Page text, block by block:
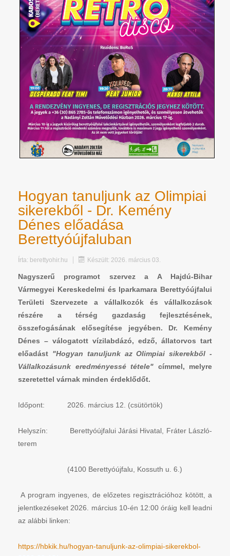
Hogyan tanuljunk az Olimpiai
sikerekből - Dr. Kemény
Dénes előadása
Berettyóújfaluban
Írta: berettyohir.hu Készült: 2026. március 03.
Nagyszerű programot szervez a A Hajdú-Bihar
Vármegyei Kereskedelmi és Iparkamara Berettyóújfalui
Területi Szervezete a vállalkozók és vállalkozások
részére a térség gazdaság fejlesztésének,
összefogásának elősegítése jegyében. Dr. Kemény
Dénes – válogatott vízilabdázó, edző, állatorvos tart
előadást "Hogyan tanuljunk az Olimpiai sikerekből -
Vállalkozásunk eredményessé tétele" címmel, melyre
szeretettel várnak minden érdeklődőt.
Időpont: 2026. március 12. (csütörtök)
Helyszín: Berettyóújfalui Járási Hivatal, Fráter László-
terem
(4100 Berettyóújfalu, Kossuth u. 6.)
A program ingyenes, de előzetes regisztrációhoz kötött, a
jelentkezéseket 2026. március 10-én 12:00 óráig kell leadni
az alábbi linken:
https://hbkik.hu/hogyan-tanuljunk-az-olimpiai-sikerekbol-